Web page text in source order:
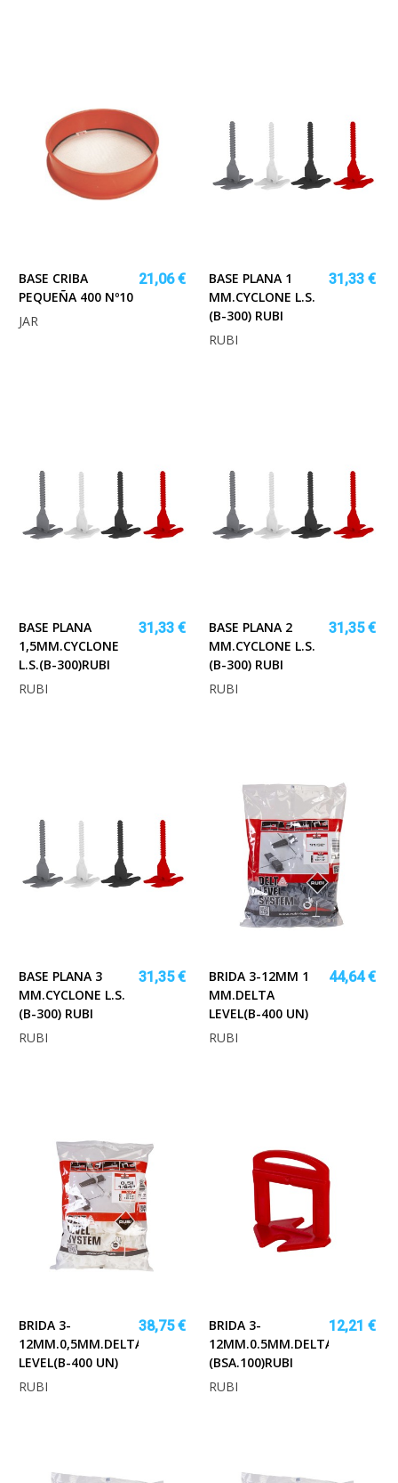
BASE CRIBA
PEQUEÑA 400 Nº10
21,06 €
JAR
BASE PLANA 1
MM.CYCLONE L.S.
(B-300) RUBI
31,33 €
RUBI
BASE PLANA
1,5MM.CYCLONE
L.S.(B-300)RUBI
31,33 €
RUBI
BASE PLANA 2
MM.CYCLONE L.S.
(B-300) RUBI
31,35 €
RUBI
BASE PLANA 3
MM.CYCLONE L.S.
(B-300) RUBI
31,35 €
RUBI
BRIDA 3-12MM 1
MM.DELTA
LEVEL(B-400 UN)
44,64 €
RUBI
BRIDA 3-
12MM.0,5MM.DELTA
LEVEL(B-400 UN)
38,75 €
RUBI
BRIDA 3-
12MM.0.5MM.DELTA
(BSA.100)RUBI
12,21 €
RUBI